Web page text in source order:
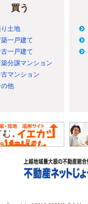
買う
土地
築一戸建て
一戸建て
築分譲マンション
マンション
の他